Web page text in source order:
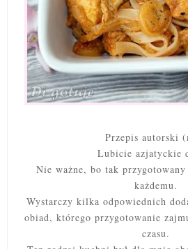
Przepis autorski
Lubicie azjatyckie
Nie ważne, bo tak
każdemu.
Wystarczy kilka odpowiednich
obiad, którego przygotowanie
czasu.